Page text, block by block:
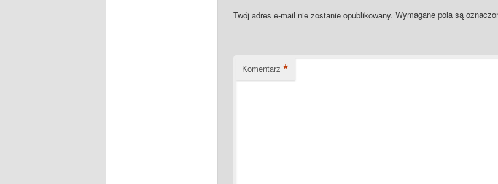
Twój adres e-mail nie zostanie opublikowany. Wymagane pola są
Komentarz *